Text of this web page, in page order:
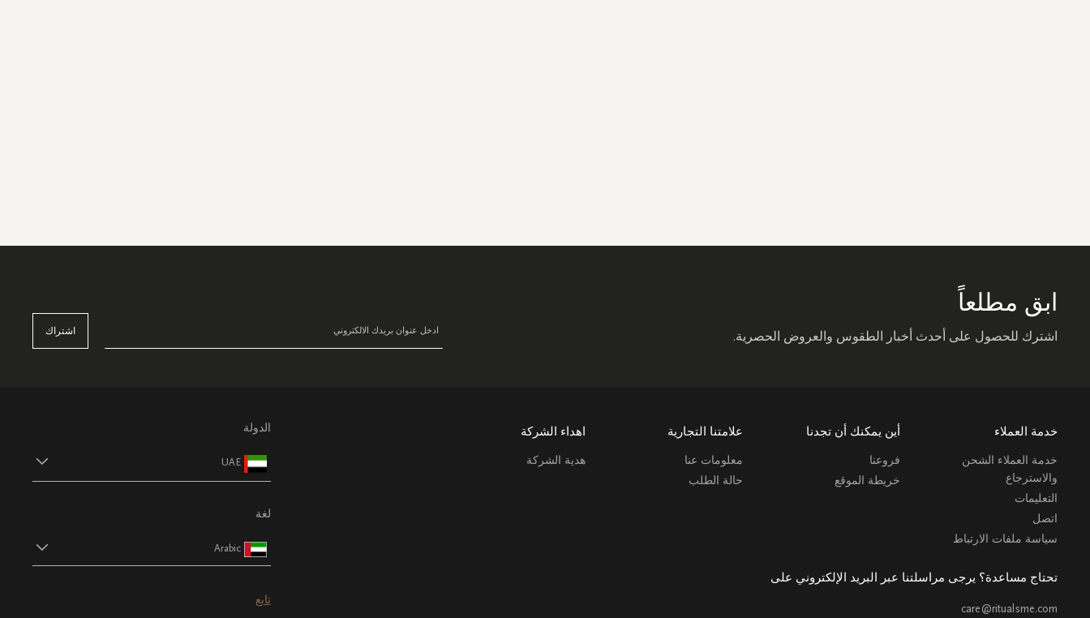
ابق مطلعاً
اشترك للحصول على أحدث أخبار الطقوس والعروض الحصرية. اشتراك
خدمة العملاء
خدمة العملاء الشحن
والاسترجاع
التعليمات
اتصل
سياسة ملفات الارتباط
أين يمكنك أن تجدنا
فروعنا
خريطة الموقع
علامتنا التجارية
معلومات عنا
حالة الطلب
اهداء الشركة
هدية الشركة
تحتاج مساعدة؟ يرجى مراسلتنا عبر البريد الإلكتروني على
care@ritualsme.com
الدولة
UAE
لغة
Arabic
تابع